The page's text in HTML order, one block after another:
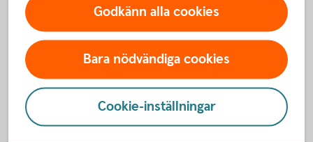
Få hjälp med
flytt av pension
Godkänn alla cookies
Bara nödvändiga cookies
Cookie-inställningar